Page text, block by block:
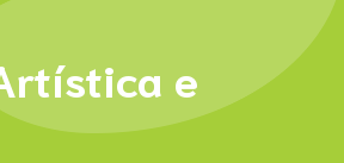
e